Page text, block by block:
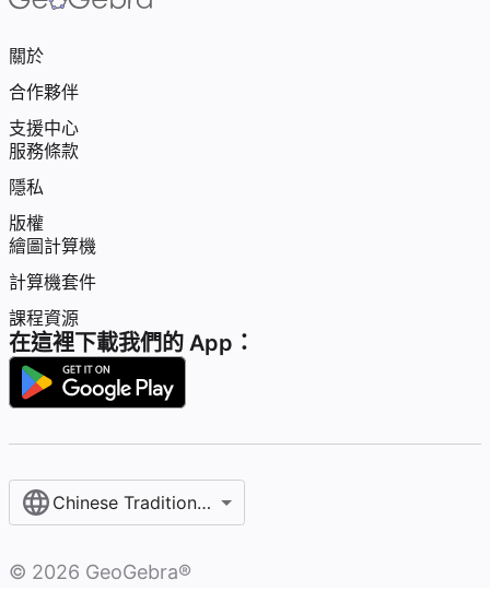
關於
合作夥伴
支援中心
服務條款
隱私
版權
繪圖計算機
計算機套件
課程資源
在這裡下載我們的 App：
Chinese Traditional / 繁體中文
© 2026 GeoGebra®